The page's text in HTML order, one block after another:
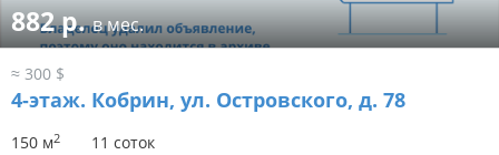
882 р.в мес.
≈ 300 $
4-этаж. Кобрин, ул. Островского, д. 78
150 м2 11 соток